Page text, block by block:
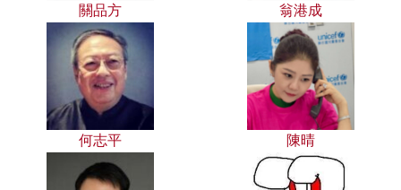
關品方 翁港成
何志平 陳晴